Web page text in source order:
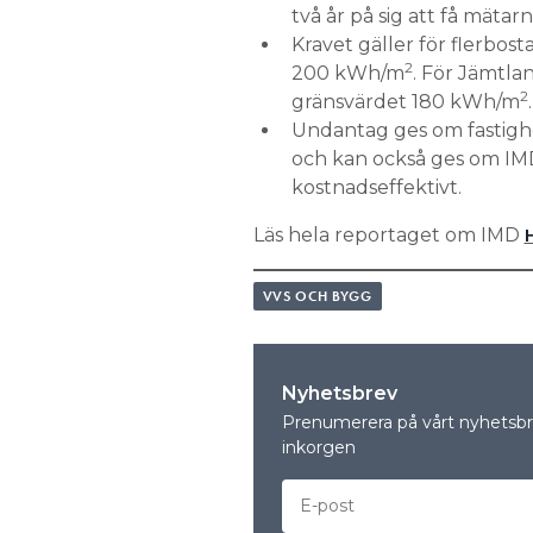
två år på sig att få
Kravet gäller för
200 kWh/m2. För
gränsvärdet 180 kWh/m2.
Undantag ges om
och kan också ges om
kostnadseffektivt.
Läs hela reportaget om IMD
VVS OCH BYGG
Nyhetsbrev
Prenumerera på vårt
inkorgen